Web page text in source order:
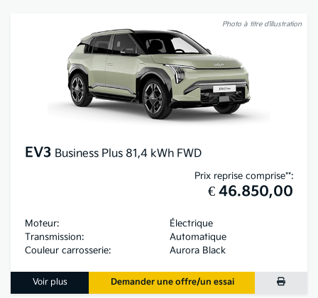
Photo à titre d’illustration
EV3 Business Plus 81,4 kWh FWD
Prix reprise comprise**:
€ 46.850,00
Moteur:
Électrique
Transmission:
Automatique
Couleur carrosserie:
Aurora Black
Voir plus Demander une offre/un essai